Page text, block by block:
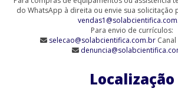
Agitador Magnético Analógico sem
do WhatsApp à direita ou envie sua solicitação
Para envio de currículos:
selecao@solabcientifica.com.br
Localização